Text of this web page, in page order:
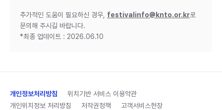
추가적인 도움이 필요하신 경우, festivalinfo@knto.or.kr로
문의해 주시길 바랍니다.
*최종 업데이트 : 2026.06.10
개인정보처리방침
위치기반 서비스 이용약관
개인위치정보 처리방침
저작권정책 고객서비스헌장